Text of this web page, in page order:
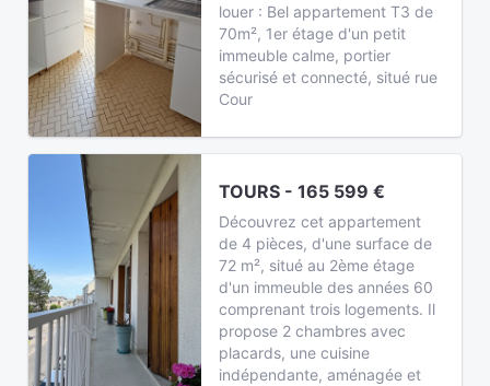
louer : Bel appartement T3 de
70m², 1er étage d'un petit
immeuble calme, portier
sécurisé et connecté, situé rue
Cour
TOURS - 165 599 €
Découvrez cet appartement
de 4 pièces, d'une surface de
72 m², situé au 2ème étage
d'un immeuble des années 60
comprenant trois logements. Il
propose 2 chambres avec
placards, une cuisine
indépendante, aménagée et